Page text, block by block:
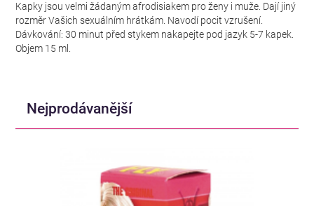
Kapky jsou velmi žádaným afrodisiakem pro ženy i muže. Dají jiný
rozměr Vašich sexuálním hrátkám. Navodí pocit vzrušení.
Dávkování: 30 minut před stykem nakapejte pod jazyk 5-7 kapek.
Objem 15 ml.
Nejprodávanější